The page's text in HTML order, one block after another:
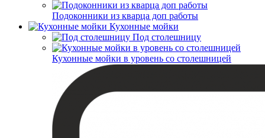
Подоконники из кварца доп работы
Кухонные мойки
Под столешницу
Кухонные мойки в уровень со столешницей